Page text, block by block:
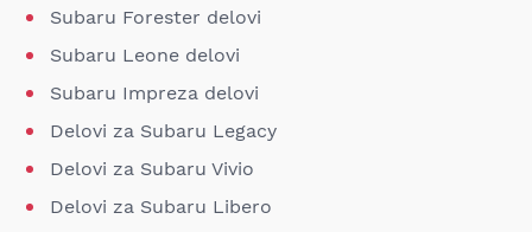
Subaru Forester delovi
Subaru Leone delovi
Subaru Impreza delovi
Delovi za Subaru Legacy
Delovi za Subaru Vivio
Delovi za Subaru Libero